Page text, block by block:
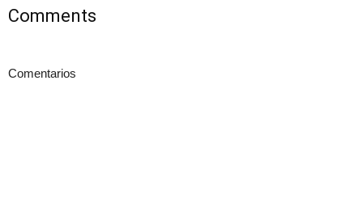
Comments
Comentarios